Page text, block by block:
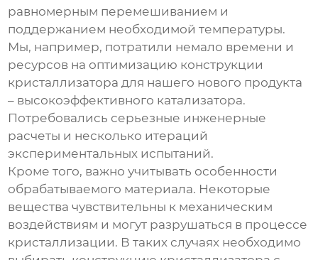
равномерным перемешиванием и
поддержанием необходимой температуры.
Мы, например, потратили немало времени и
ресурсов на оптимизацию конструкции
кристаллизатора для нашего нового продукта
– высокоэффективного катализатора.
Потребовались серьезные инженерные
расчеты и несколько итераций
экспериментальных испытаний.
Кроме того, важно учитывать особенности
обрабатываемого материала. Некоторые
вещества чувствительны к механическим
воздействиям и могут разрушаться в процессе
кристаллизации. В таких случаях необходимо